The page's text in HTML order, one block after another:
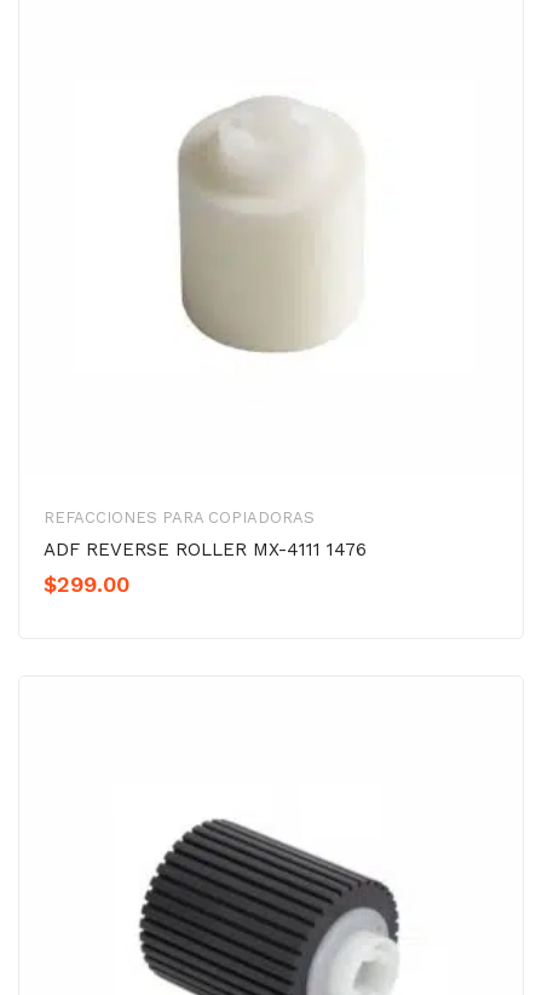
REFACCIONES PARA COPIADORAS
ADF REVERSE ROLLER MX-4111 1476
$299.00